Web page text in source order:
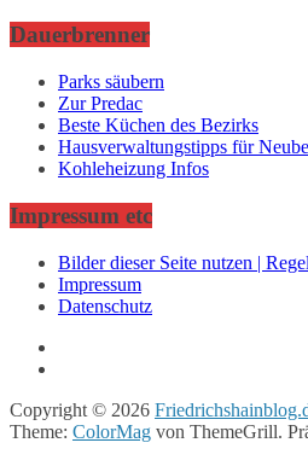
Dauerbrenner
Parks säubern
Zur Predac
Beste Küchen des Bezirks
Hausverwaltungstipps für
Kohleheizung Infos
Impressum etc
Bilder dieser Seite nutzen |
Impressum
Datenschutz
Copyright © 2026
Theme: ColorMag von ThemeGrill.